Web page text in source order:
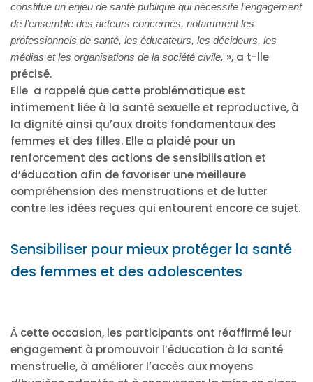
constitue un enjeu de santé publique qui nécessite l’engagement
de l’ensemble des acteurs concernés, notamment les
professionnels de santé, les éducateurs, les décideurs, les
médias et les organisations de la société civile. », a t-lle
précisé.
Elle a rappelé que cette problématique est
intimement liée à la santé sexuelle et reproductive, à
la dignité ainsi qu’aux droits fondamentaux des
femmes et des filles. Elle a plaidé pour un
renforcement des actions de sensibilisation et
d’éducation afin de favoriser une meilleure
compréhension des menstruations et de lutter
contre les idées reçues qui entourent encore ce sujet.
Sensibiliser pour mieux protéger la santé
des femmes et des adolescentes
À cette occasion, les participants ont réaffirmé leur
engagement à promouvoir l’éducation à la santé
menstruelle, à améliorer l’accès aux moyens